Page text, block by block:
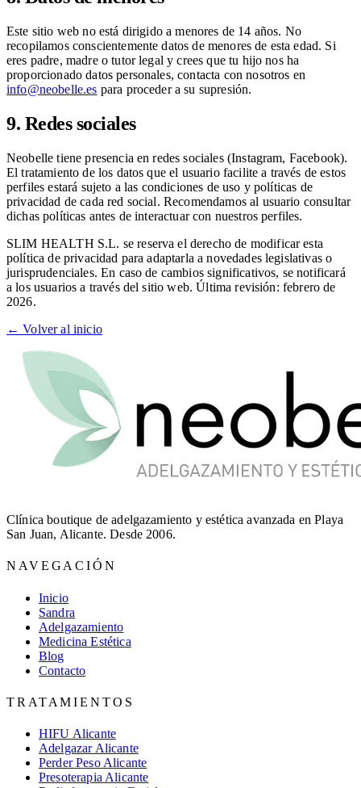
Este sitio web no está dirigido a menores de 14 años. No
recopilamos conscientemente datos de menores de esta edad. Si
eres padre, madre o tutor legal y crees que tu hijo nos ha
proporcionado datos personales, contacta con nosotros en
info@neobelle.es para proceder a su supresión.
9. Redes sociales
Neobelle tiene presencia en redes sociales (Instagram, Facebook).
El tratamiento de los datos que el usuario facilite a través de estos
perfiles estará sujeto a las condiciones de uso y políticas de
privacidad de cada red social. Recomendamos al usuario consultar
dichas políticas antes de interactuar con nuestros perfiles.
SLIM HEALTH S.L. se reserva el derecho de modificar esta
política de privacidad para adaptarla a novedades legislativas o
jurisprudenciales. En caso de cambios significativos, se notificará
a los usuarios a través del sitio web. Última revisión: febrero de
2026.
← Volver al inicio
Clínica boutique de adelgazamiento y estética avanzada en Playa
San Juan, Alicante. Desde 2006.
NAVEGACIÓN
Inicio
Sandra
Adelgazamiento
Medicina Estética
Blog
Contacto
TRATAMIENTOS
HIFU Alicante
Adelgazar Alicante
Perder Peso Alicante
Presoterapia Alicante